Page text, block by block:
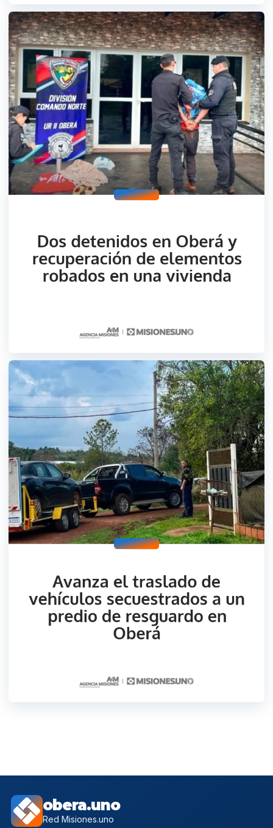
obera.uno
Red Misiones.uno